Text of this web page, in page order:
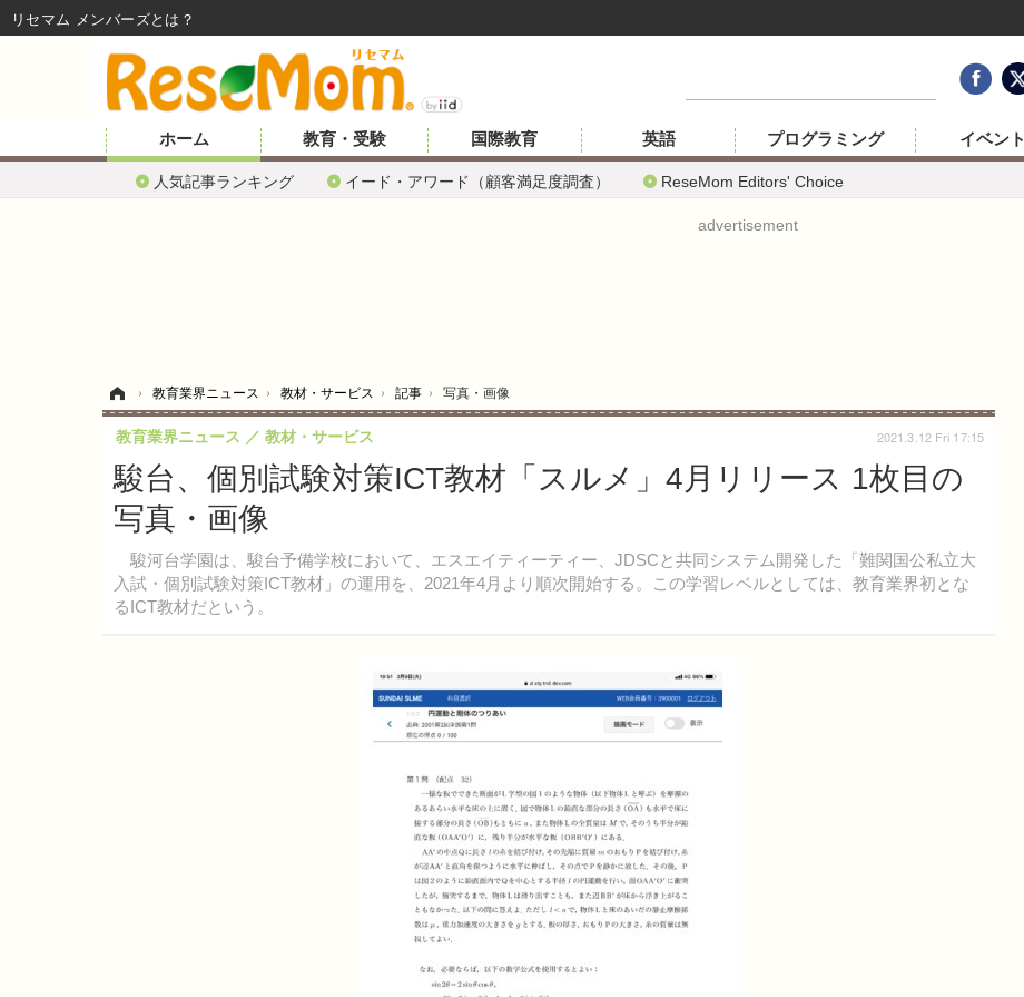
ホーム
人気記事ランキング イード・アワード（顧客満足度調査） ReseMom Editors' Choice
教育・受験 国際教育 英語 プログラミング イベント
advertisement
› 教育業界ニュース › 教材・サービス › 記事 › 写真・画像
駿台、個別試験対策ICT教材「スルメ」4月リリース 1枚目の
写真・画像
駿河台学園は、駿台予備学校において、エスエイティーティー、JDSCと共同システム開発した「難関国公私立大
入試・個別試験対策ICT教材」の運用を、2021年4月より順次開始する。この学習レベルとしては、教育業界初とな
るICT教材だという。
教育業界ニュース 教材・サービス 2021.3.12 Fri 17:15
リセマム メンバーズ